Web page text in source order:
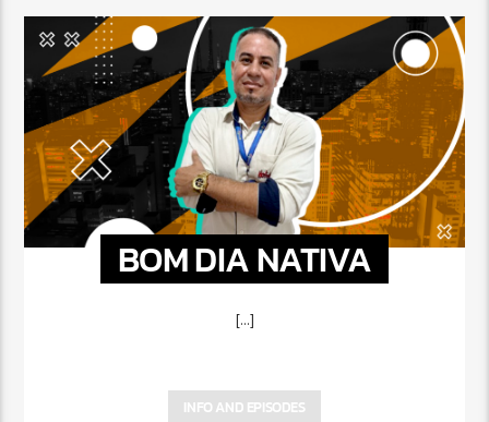
BOM DIA NATIVA
[...]
INFO AND EPISODES